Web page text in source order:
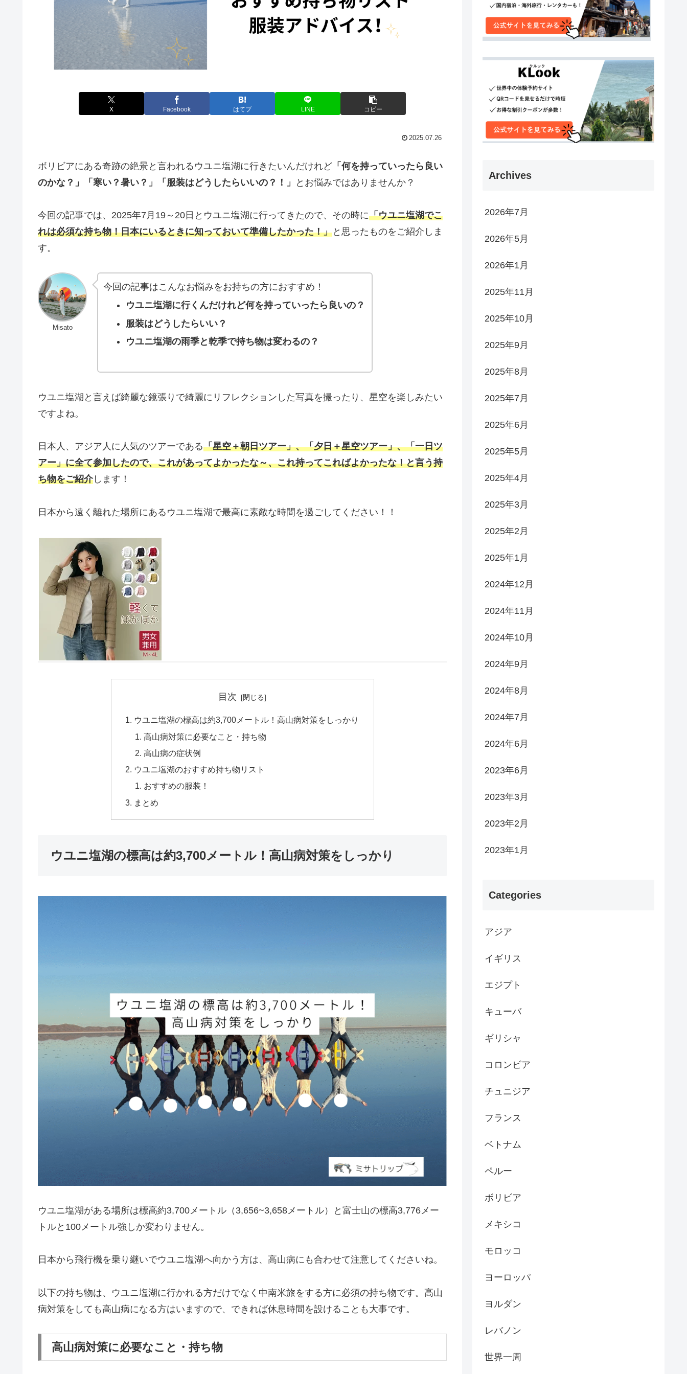
X Facebook はてブ LINE コピー
2025.07.26
ボリビアにある奇跡の絶景と言われるウユニ塩湖に行きたいんだけれど 「何を持っていったら良い
のかな？」「寒い？暑い？」「服装はどうしたらいいの？！」
とお悩みではありませんか？
今回の記事では、2025年7月19～20日とウユニ塩湖に行ってきたので、その時に「ウユニ塩湖でこ
れは必須な持ち物！日本にいるときに知っておいて準備したかった！」と思ったものをご紹介しま
す。
Misato
今回の記事はこんなお悩みをお持ちの方におすすめ！
ウユニ塩湖に行くんだけれど何を持っていったら良いの？
服装はどうしたらいい？
ウユニ塩湖の雨季と乾季で持ち物は変わるの？
ウユニ塩湖と言えば綺麗な鏡張りで綺麗にリフレクションした写真を撮ったり、星空を楽しみたい
ですよね。
日本人、アジア人に人気のツアーである「星空＋朝日ツアー」、「夕日＋星空ツアー」、「一日ツ
アー」に全て参加したので、これがあってよかったな～、これ持ってこればよかったな！と言う持
ち物をご紹介します！
日本から遠く離れた場所にあるウユニ塩湖で最高に素敵な時間を過ごしてください！！
目次
ウユニ塩湖の標高は約3,700メートル！高山病対策をしっかり
高山病対策に必要なこと・持ち物
高山病の症状例
ウユニ塩湖のおすすめ持ち物リスト
おすすめの服装！
まとめ
ウユニ塩湖の標高は約3,700メートル！高山病対策をしっかり
ウユニ塩湖がある場所は標高約3,700メートル（3,656~3,658メートル）と富士山の標高3,776メー
トルと100メートル強しか変わりません。
日本から飛行機を乗り継いでウユニ塩湖へ向かう方は、高山病にも合わせて注意してくださいね。
以下の持ち物は、ウユニ塩湖に行かれる方だけでなく中南米旅をする方に必須の持ち物です。高山
病対策をしても高山病になる方はいますので、できれば休息時間を設けることも大事です。
高山病対策に必要なこと・持ち物
Archives
2026年7月
2026年5月
2026年1月
2025年11月
2025年10月
2025年9月
2025年8月
2025年7月
2025年6月
2025年5月
2025年4月
2025年3月
2025年2月
2025年1月
2024年12月
2024年11月
2024年10月
2024年9月
2024年8月
2024年7月
2024年6月
2023年6月
2023年3月
2023年2月
2023年1月
Categories
アジア
イギリス
エジプト
キューバ
ギリシャ
コロンビア
チュニジア
フランス
ベトナム
ペルー
ボリビア
メキシコ
モロッコ
ヨーロッパ
ヨルダン
レバノン
世界一周